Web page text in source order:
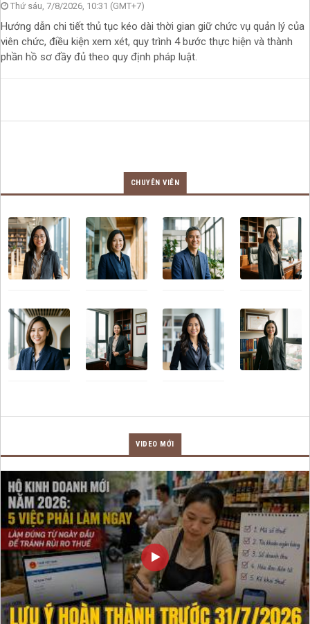
Thứ sáu, 7/8/2026, 10:31 (GMT+7)
Hướng dẫn chi tiết thủ tục kéo dài thời gian giữ chức vụ quản lý của
viên chức, điều kiện xem xét, quy trình 4 bước thực hiện và thành
phần hồ sơ đầy đủ theo quy định pháp luật.
CHUYÊN VIÊN
VIDEO MỚI